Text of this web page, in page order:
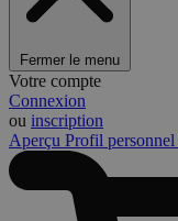
Fermer le menu
Votre compte
Connexion
ou inscription
Aperçu Profil personnel